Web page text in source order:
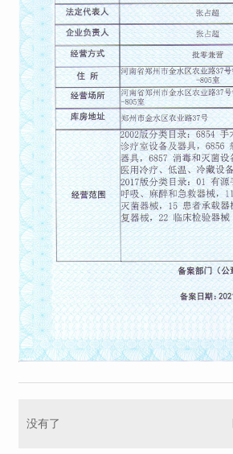
没有了